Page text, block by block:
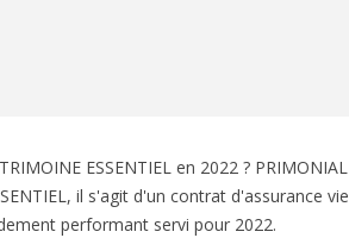
ESSENTIEL en 2022 ? PRIMONIAL
il s'agit d'un contrat d'assurance vie
performant servi pour 2022.